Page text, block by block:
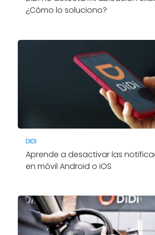
¿Cómo lo soluciono?
DIDI
Aprende a desactivar las
en móvil Android o iOS